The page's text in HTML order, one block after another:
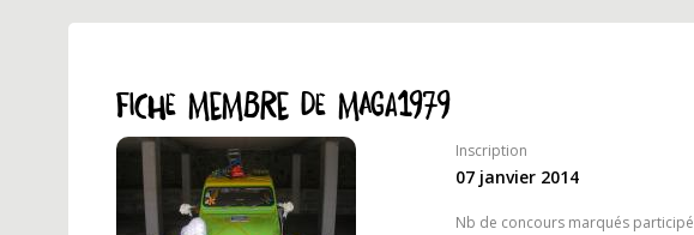
Fiche membre de maga1979
Inscription
07 janvier 2014
Nb de concours marqués participé